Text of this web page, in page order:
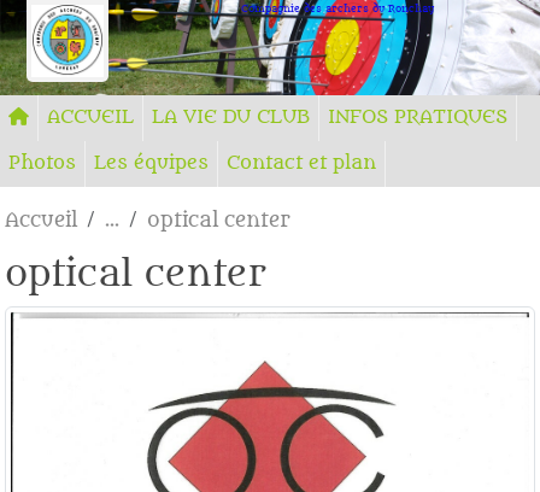
Compagnie des archers du Ronchay
ACCUEIL LA VIE DU CLUB
INFOS PRATIQUES
Photos
Les équipes Contact et plan
Accueil optical center
optical center
Panneau de gestion des cookies